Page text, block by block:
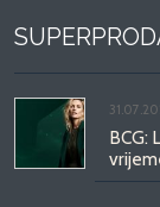
BCG: